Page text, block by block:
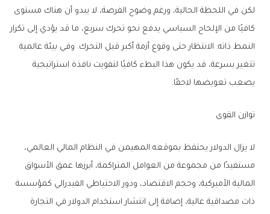
لكن في اللحظة الحالية، ورغم وضوح الفرصة، لا يبدو أن هناك مستوى
كافيًا من الإلحاح السياسي يدفع نحو تحرك سريع، ما قد يؤدي إلى تكرار
النمط ذاته: الانتظار حتى وقوع أزمة أكبر قبل التحرك. وفي بيئة عالمية
تتغير بسرعة، قد يكون هذا البطء كافيًا لتفويت نافذة استراتيجية
يصعب تعويضها لاحقًا.
توازن القوى
لا يزال الدولار يحتفظ بموقعه المهيمن في النظام المالي العالمي،
مستفيدًا من مجموعة من العوامل المتراكمة، أبرزها عمق الأسواق
المالية الأميركية، وحجم الاقتصاد، ودور الاحتياطي الفيدرالي كمؤسسة
ذات مصداقية عالية، إضافة إلى انتشار استخدام الدولار في التجارة